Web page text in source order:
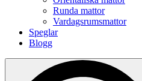
Runda mattor
Vardagsrumsmattor
Speglar
Blogg